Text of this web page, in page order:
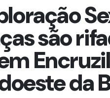
são
da